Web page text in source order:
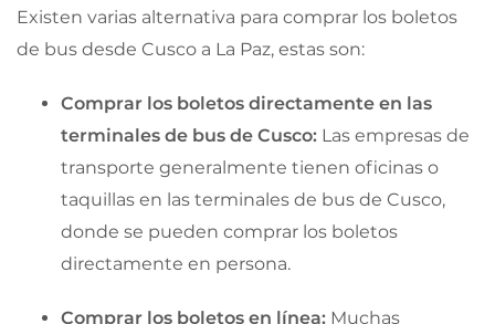
Existen varias alternativa para comprar los boletos
de bus desde Cusco a La Paz, estas son:
Comprar los boletos directamente en las
terminales de bus de Cusco: Las empresas de
transporte generalmente tienen oficinas o
taquillas en las terminales de bus de Cusco,
donde se pueden comprar los boletos
directamente en persona.
Comprar los boletos en línea: Muchas